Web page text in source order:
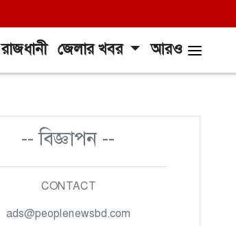
রাজধানী জেলার খবর আরও
-- বিজ্ঞাপন --
CONTACT
ads@peoplenewsbd.com